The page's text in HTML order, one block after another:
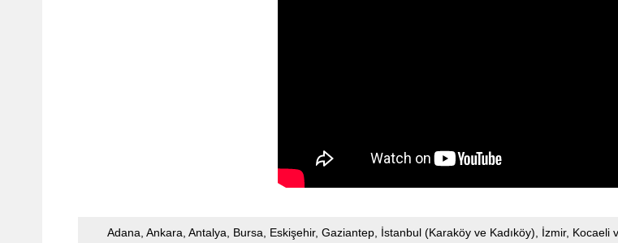
Adana, Ankara, Antalya, Bursa, Eskişehir, Gaziantep, İstanbul (Karaköy ve Kadıköy), İzmir, Kocaeli